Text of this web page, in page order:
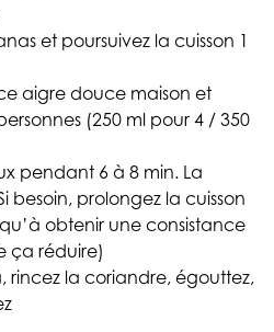
et poursuivez la cuisson 1
aigre douce maison et
(250 ml pour 4 / 350
pendant 6 à 8 min. La
besoin, prolongez la cuisson
obtenir une consistance
ça réduire)
rincez la coriandre, égouttez,